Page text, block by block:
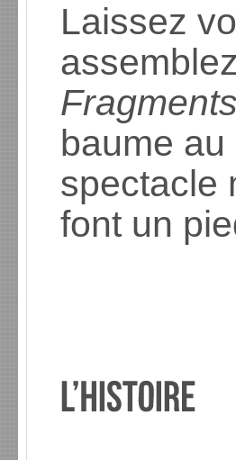
Laissez
baume
spectacle
font un